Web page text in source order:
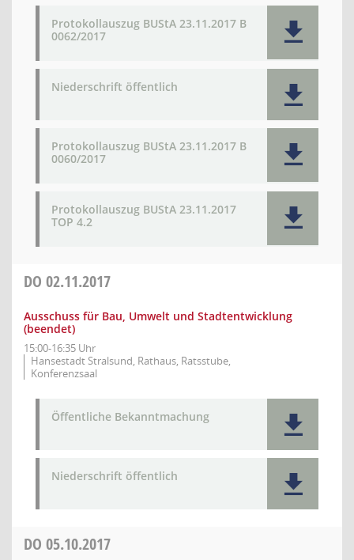
Protokollauszug BUStA 23.11.2017 B
0062/2017
Niederschrift öffentlich
Protokollauszug BUStA 23.11.2017 B
0060/2017
Protokollauszug BUStA 23.11.2017
TOP 4.2
DO 02.11.2017
Ausschuss für Bau, Umwelt und Stadtentwicklung
(beendet)
15:00-16:35 Uhr
Hansestadt Stralsund, Rathaus, Ratsstube,
Konferenzsaal
Öffentliche Bekanntmachung
Niederschrift öffentlich
DO 05.10.2017